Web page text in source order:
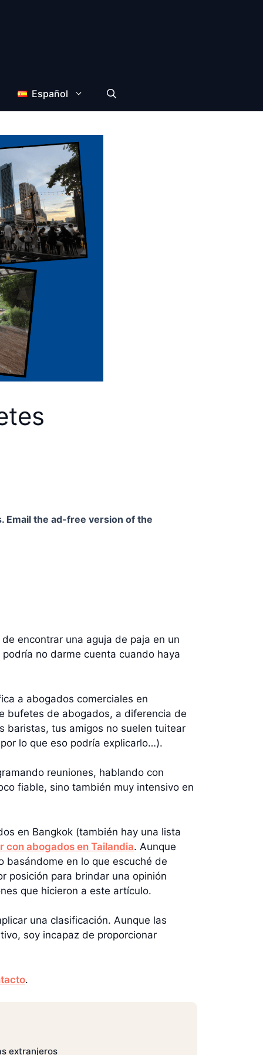
Español
Email the ad-free version of the
encontrar una aguja de paja en un
no darme cuenta cuando haya
a abogados comerciales en
bufetes de abogados, a diferencia de
baristas, tus amigos no suelen tuitear
lo que eso podría explicarlo…).
reuniones, hablando con
fiable, sino también muy intensivo en
en Bangkok (también hay una lista
abogados en Tailandia. Aunque
basándome en lo que escuché de
posición para brindar una opinión
que hicieron a este artículo.
una clasificación. Aunque las
soy incapaz de proporcionar
.
extranjeros